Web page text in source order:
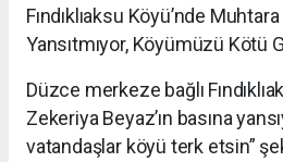
Fındıklıaksu Köyü’nde
Yansıtmıyor, Köyümüzü Kötü
Düzce merkeze bağlı
Zekeriya Beyaz’ın basına
vatandaşlar köyü terk etsin”